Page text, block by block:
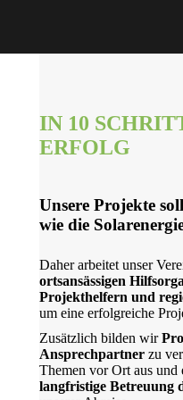
IN 10
ERFOLG
Unsere Projekte
wie die
Daher arbeitet unser
ortsansässigen
Projekthelfern und
um eine erfolgreiche
Zusätzlich bilden wir
Ansprechpartner zu
Themen vor Ort aus und
langfristige Betreuung